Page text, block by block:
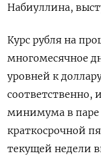
Набиуллина,
Курс рубля на
многомесячное
уровней к
соответственно,
минимума в паре
краткосрочной
текущей недели